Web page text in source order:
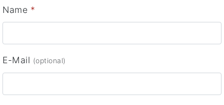
Name *
E-Mail (optional)